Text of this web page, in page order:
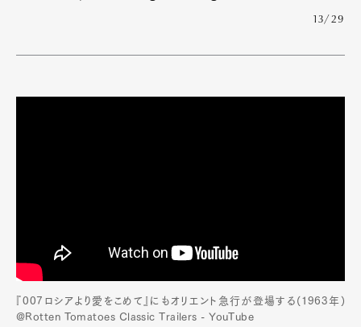
13/29
『007ロシアより愛をこめて』にもオリエント急行が登場する(1963年)
@Rotten Tomatoes Classic Trailers - YouTube